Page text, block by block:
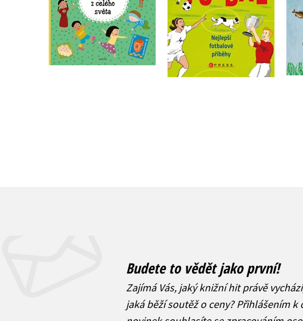
Do košíku
249 Kč
199 Kč
Do košíku
369 Kč
295 Kč
Budete to vědět jako první!
Zajímá Vás, jaký knižní hit právě
jaká běží soutěž o ceny? Přihlášením